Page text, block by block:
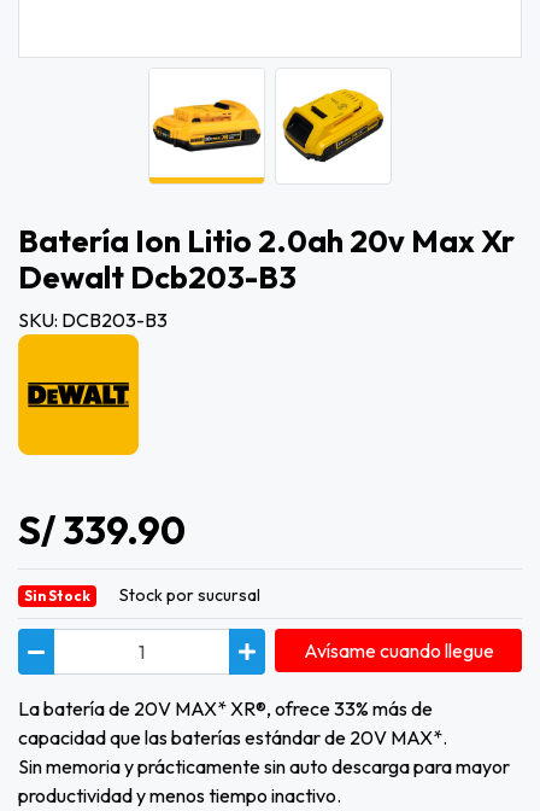
Batería Ion Litio 2.0ah 20v Max Xr
Dewalt Dcb203-B3
SKU: DCB203-B3
S/ 339.90
Sin Stock Stock por sucursal
Avísame cuando llegue
La batería de 20V MAX* XR®, ofrece 33% más de
capacidad que las baterías estándar de 20V MAX*.
Sin memoria y prácticamente sin auto descarga para mayor
productividad y menos tiempo inactivo.